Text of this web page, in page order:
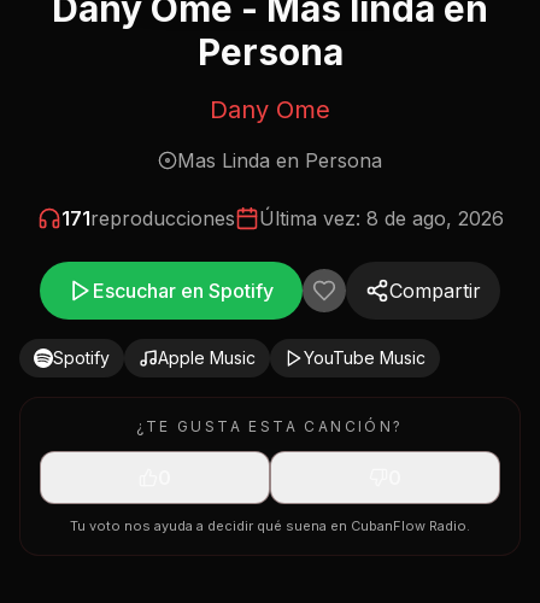
Persona
Dany Ome
Mas Linda en Persona
171reproducciones Última vez: 8 de ago, 2026
Escuchar en Spotify Compartir
Spotify Apple Music YouTube Music
¿TE GUSTA ESTA CANCIÓN?
Tu voto nos ayuda a decidir qué suena en CubanFlow Radio.